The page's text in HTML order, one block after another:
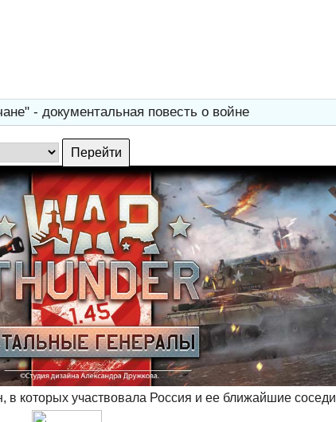
- документальная повесть о войне
в которых участвовала Россия и ее ближайшие соседи